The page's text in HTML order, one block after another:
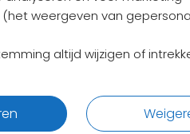
weergeven van
altijd wijzigen of